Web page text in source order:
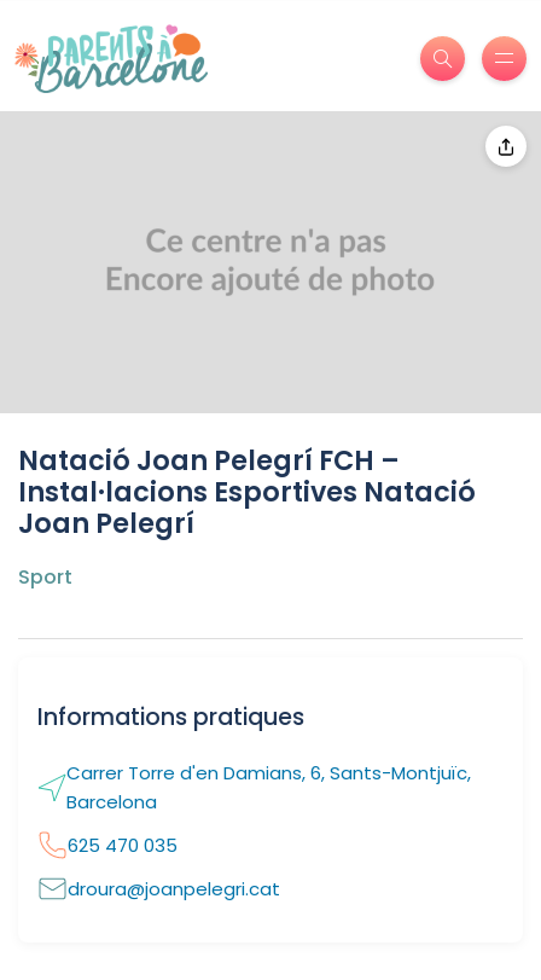
Natació Joan Pelegrí FCH –
Instal·lacions Esportives Natació
Joan Pelegrí
Sport
Informations pratiques
Carrer Torre d'en Damians, 6, Sants-Montjuïc,
Barcelona
625 470 035
droura@joanpelegri.cat